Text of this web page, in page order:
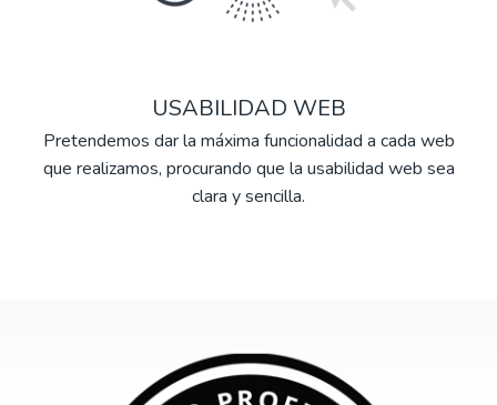
USABILIDAD WEB
Pretendemos dar la máxima funcionalidad a cada web
que realizamos, procurando que la usabilidad web sea
clara y sencilla.